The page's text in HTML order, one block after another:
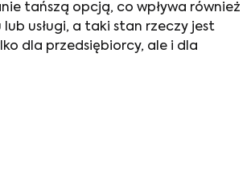
tańszą opcją, co wpływa również
usługi, a taki stan rzeczy jest
dla przedsiębiorcy, ale i dla